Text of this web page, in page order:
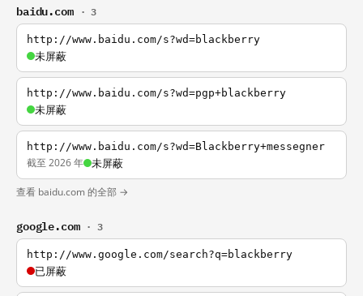
baidu.com · 3
http://www.baidu.com/s?wd=blackberry
未屏蔽
http://www.baidu.com/s?wd=pgp+blackberry
未屏蔽
http://www.baidu.com/s?wd=Blackberry+messegner
截至 2026 年 未屏蔽
查看 baidu.com 的全部 →
google.com · 3
http://www.google.com/search?q=blackberry
已屏蔽